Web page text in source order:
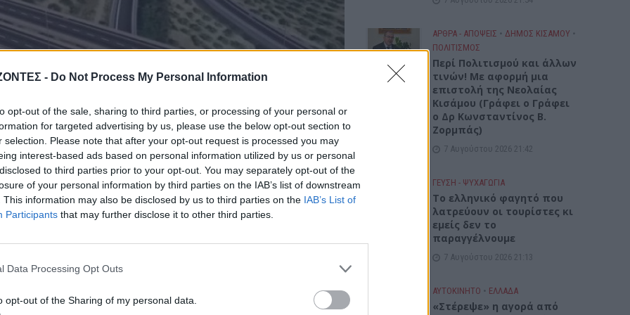
- Do Not Process My Personal Information
opt-out of the sale, sharing to third parties, or processing of your personal or
for targeted advertising by us, please use the below opt-out section to
selection. Please note that after your opt-out request is processed you may
interest-based ads based on personal information utilized by us or personal
to third parties prior to your opt-out. You may separately opt-out of the
of your personal information by third parties on the IAB’s list of downstream
This information may also be disclosed by us to third parties on the IAB’s List of
Participants that may further disclose it to other third parties.
Data Processing Opt Outs
opt-out of the Sharing of my personal data.
το βασικό τμήμα του αυτοκινητόδρομου με μήκος 157,5 χλμ
η κατασκευή 34χλμ σηράγγων (και για τα δύο ρεύματα κυκλοφορίας,
ημέρες ήταν η ολοκλήρωση και βαθμολόγηση των τεχνικών
ΑΡΘΡΑ - ΑΠΟΨΕΙΣ • ΔΉΜΟΣ ΚΙΣΆΜΟΥ •
ΠΟΛΙΤΙΣΜΟΣ
Περί Πολιτισμού και άλλων
τινών! Mε αφορμή μια
επιστολή της Νεολαίας
Κισάμου (Γράφει ο Γράφει
ο Δρ Κωνσταντίνος Β.
Ζορμπάς)
7 Αυγούστου 2026 21:42
ΓΕΎΣΗ - ΨΥΧΑΓΩΓΊΑ
Το ελληνικό φαγητό που
λατρεύουν οι τουρίστες κι
εμείς δεν το
παραγγέλνουμε
7 Αυγούστου 2026 21:13
ΑΥΤΟΚΙΝΗΤΟ • ΕΛΛΑΔΑ
«Στέρεψε» η αγορά από